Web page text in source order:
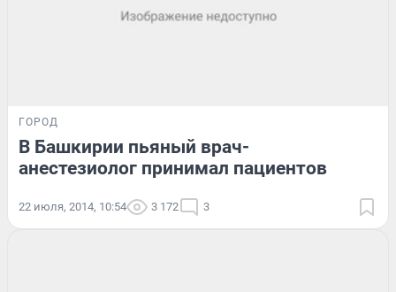
ГОРОД
В Башкирии пьяный врач-
анестезиолог принимал пациентов
22 июля, 2014, 10:54 3 172 3